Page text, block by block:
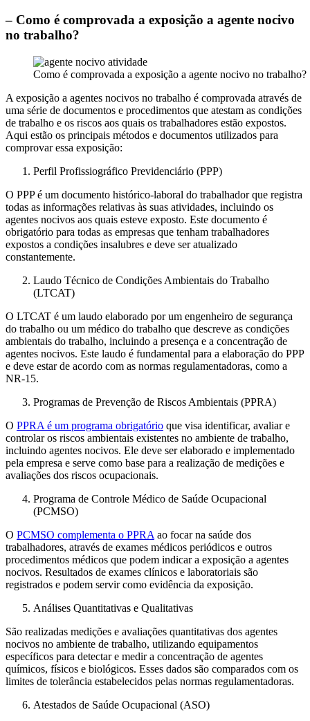
– Como é comprovada a exposição a agente nocivo
no trabalho?
Como é comprovada a exposição a agente nocivo no trabalho?
A exposição a agentes nocivos no trabalho é comprovada através de
uma série de documentos e procedimentos que atestam as condições
de trabalho e os riscos aos quais os trabalhadores estão expostos.
Aqui estão os principais métodos e documentos utilizados para
comprovar essa exposição:
Perfil Profissiográfico Previdenciário (PPP)
O PPP é um documento histórico-laboral do trabalhador que registra
todas as informações relativas às suas atividades, incluindo os
agentes nocivos aos quais esteve exposto. Este documento é
obrigatório para todas as empresas que tenham trabalhadores
expostos a condições insalubres e deve ser atualizado
constantemente.
Laudo Técnico de Condições Ambientais do Trabalho
(LTCAT)
O LTCAT é um laudo elaborado por um engenheiro de segurança
do trabalho ou um médico do trabalho que descreve as condições
ambientais do trabalho, incluindo a presença e a concentração de
agentes nocivos. Este laudo é fundamental para a elaboração do PPP
e deve estar de acordo com as normas regulamentadoras, como a
NR-15.
Programas de Prevenção de Riscos Ambientais (PPRA)
O PPRA é um programa obrigatório que visa identificar, avaliar e
controlar os riscos ambientais existentes no ambiente de trabalho,
incluindo agentes nocivos. Ele deve ser elaborado e implementado
pela empresa e serve como base para a realização de medições e
avaliações dos riscos ocupacionais.
Programa de Controle Médico de Saúde Ocupacional
(PCMSO)
O PCMSO complementa o PPRA ao focar na saúde dos
trabalhadores, através de exames médicos periódicos e outros
procedimentos médicos que podem indicar a exposição a agentes
nocivos. Resultados de exames clínicos e laboratoriais são
registrados e podem servir como evidência da exposição.
Análises Quantitativas e Qualitativas
São realizadas medições e avaliações quantitativas dos agentes
nocivos no ambiente de trabalho, utilizando equipamentos
específicos para detectar e medir a concentração de agentes
químicos, físicos e biológicos. Esses dados são comparados com os
limites de tolerância estabelecidos pelas normas regulamentadoras.
Atestados de Saúde Ocupacional (ASO)